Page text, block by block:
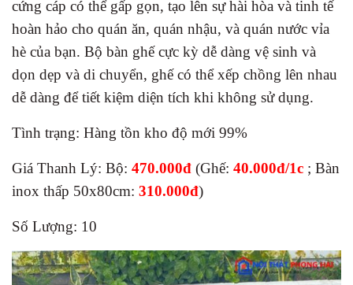
cứng cáp có thể gấp gọn, tạo lên sự hài hòa và tinh tế
hoàn hảo cho quán ăn, quán nhậu, và quán nước vỉa
hè của bạn. Bộ bàn ghế cực kỳ dễ dàng vệ sinh và
dọn dẹp và di chuyển, ghế có thể xếp chồng lên nhau
dễ dàng để tiết kiệm diện tích khi không sử dụng.
Tình trạng: Hàng tồn kho độ mới 99%
Giá Thanh Lý: Bộ: 470.000đ (Ghế: 40.000đ/1c ; Bàn
inox thấp 50x80cm: 310.000đ)
Số Lượng: 10